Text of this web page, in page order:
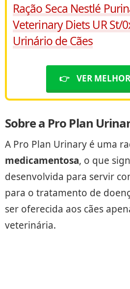
Ração Seca Nestlé
Veterinary Diets UR St/
Urinário de Cães
👉 VER
Sobre a Pro Plan
A Pro Plan Urinary é uma
medicamentosa, o que
desenvolvida para servir
para o tratamento de
ser oferecida aos cães
veterinária.